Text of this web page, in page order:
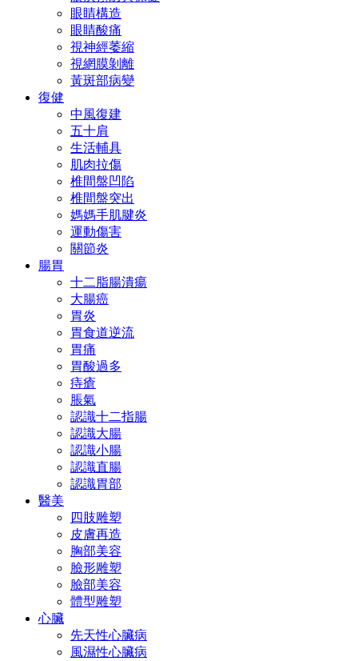
眼睛構造
眼睛酸痛
視神經萎縮
視網膜剝離
黃斑部病變
復健
中風復建
五十肩
生活輔具
肌肉拉傷
椎間盤凹陷
椎間盤突出
媽媽手肌腱炎
運動傷害
關節炎
腸胃
十二脂腸潰瘍
大腸癌
胃炎
胃食道逆流
胃痛
胃酸過多
痔瘡
脹氣
認識十二指腸
認識大腸
認識小腸
認識直腸
認識胃部
醫美
四肢雕塑
皮膚再造
胸部美容
臉形雕塑
臉部美容
體型雕塑
心臟
先天性心臟病
風濕性心臟病